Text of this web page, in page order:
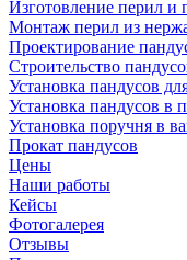
Изготовление перил и
Монтаж перил из
Проектирование
Строительство
Установка пандусов
Установка пандусов в
Установка поручня в
Прокат пандусов
Цены
Наши работы
Кейсы
Фотогалерея
Отзывы